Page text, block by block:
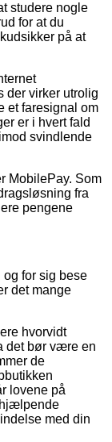
studere nogle
for at du
på at
der virker utrolig
et faresignal om
er i hvert fald
svindlende
MobilePay. Som
fra
pengene
for sig bese
det mange
hvorvidt
det bør være en
de
lovene på
med din